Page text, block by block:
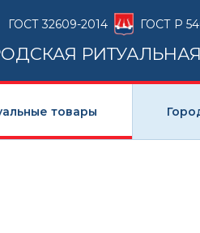
ГОСТ 32609-2014 ГОСТ Р
товары